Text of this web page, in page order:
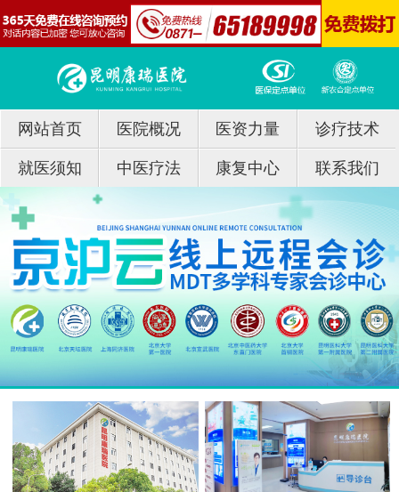
网站首页 医院概况 医资力量 诊疗技术
就医须知 中医疗法 康复中心 联系我们